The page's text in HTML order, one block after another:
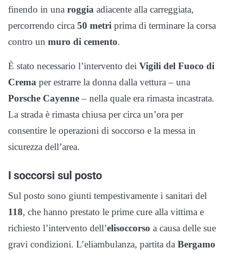
finendo in una roggia adiacente alla carreggiata,
percorrendo circa 50 metri prima di terminare la corsa
contro un muro di cemento.
È stato necessario l’intervento dei Vigili del Fuoco di
Crema per estrarre la donna dalla vettura – una
Porsche Cayenne– nella quale era rimasta incastrata.
La strada è rimasta chiusa per circa un’ora per
consentire le operazioni di soccorso e la messa in
sicurezza dell’area.
I soccorsi sul posto
Sul posto sono giunti tempestivamente i sanitari del
118, che hanno prestato le prime cure alla vittima e
richiesto l’intervento dell’elisoccorso a causa delle sue
gravi condizioni. L’eliambulanza, partita da Bergamo